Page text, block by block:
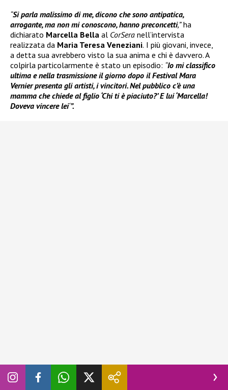
“Si parla malissimo di me, dicono che sono antipatica,
arrogante, ma non mi conoscono, hanno preconcetti,”ha
dichiarato Marcella Bella al CorSera nell’intervista
realizzata da Maria Teresa Veneziani. I più giovani, invece,
a detta sua avrebbero visto la sua anima e chi è davvero. A
colpirla particolarmente è stato un episodio: “Io mi classifico
ultima e nella trasmissione il giorno dopo il Festival Mara
Vernier presenta gli artisti, i vincitori. Nel pubblico c’è una
mamma che chiede al figlio ‘Chi ti è piaciuto?’ E lui ‘Marcella!
Doveva vincere lei‘”.